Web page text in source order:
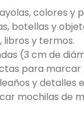
colores y
botellas y
libros y termos.
(3 cm de
para
y detalles
mochilas de